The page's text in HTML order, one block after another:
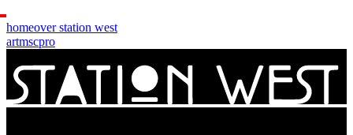
homeover station west
artmscpro